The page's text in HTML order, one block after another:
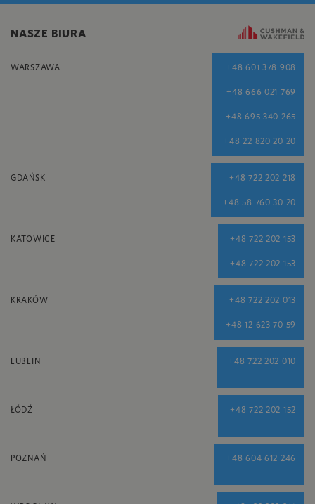
NASZE BIURA
WARSZAWA +48 601 378 908
+48 666 021 769
+48 695 340 265
+48 22 820 20 20
GDAŃSK +48 722 202 218
+48 58 760 30 20
KATOWICE +48 722 202 153
+48 722 202 153
KRAKÓW +48 722 202 013
+48 12 623 70 59
LUBLIN +48 722 202 010
ŁÓDŹ +48 722 202 152
POZNAŃ +48 604 612 246